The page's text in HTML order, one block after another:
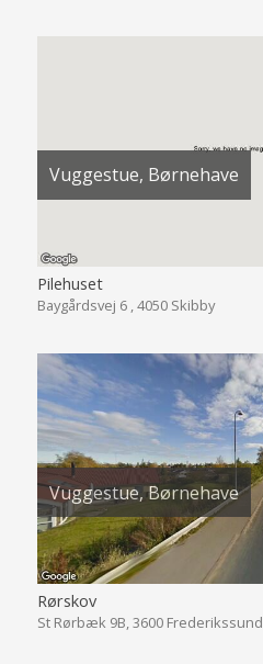
Vuggestue, Børnehave
Pilehuset
Baygårdsvej 6 , 4050 Skibby
Vuggestue, Børnehave
Rørskov
St Rørbæk 9B, 3600 Frederikssund